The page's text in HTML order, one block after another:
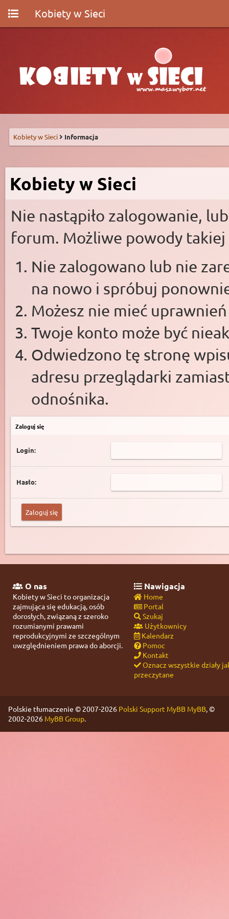
Kobiety w Sieci
Kobiety w Sieci Informacja
Kobiety w Sieci
Nie nastąpiło zalogowanie,
forum. Możliwe powody takiej
Nie zalogowano lub nie
na nowo i spróbuj
Możesz nie mieć
Twoje konto może być
Odwiedzono tę stronę
adresu przeglądarki
odnośnika.
Zaloguj się
Login:
Hasło:
O nas
Kobiety w Sieci to organizacja
zajmująca się edukacją, osób
dorosłych, związaną z szeroko
rozumianymi prawami
reprodukcyjnymi ze szczególnym
uwzględnieniem prawa do aborcji.
Nawigacja
Home
Portal
Szukaj
Użytkownicy
Kalendarz
Pomoc
Kontakt
Oznacz wszystkie działy
przeczytane
Polskie tłumaczenie © 2007-2026 Polski Support MyBB MyBB, ©
2002-2026 MyBB Group.